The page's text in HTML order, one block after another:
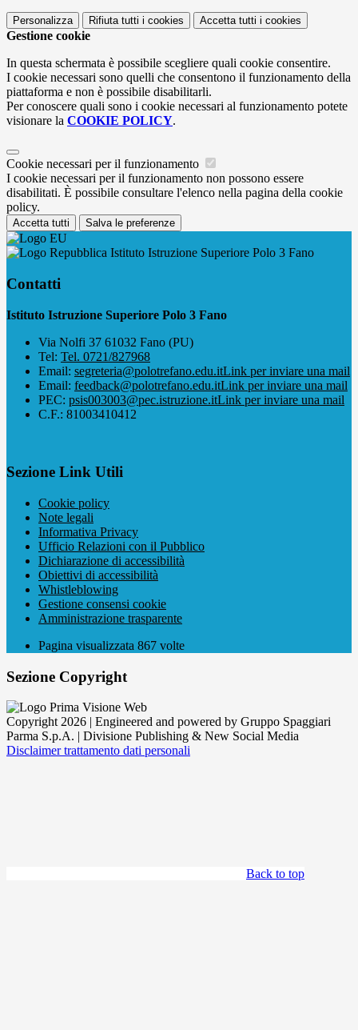
Personalizza Rifiuta tutti i cookies Accetta tutti i cookies
Gestione cookie
In questa schermata è possibile scegliere quali cookie consentire.
I cookie necessari sono quelli che consentono il funzionamento della
piattaforma e non è possibile disabilitarli.
Per conoscere quali sono i cookie necessari al funzionamento potete
visionare la COOKIE POLICY.
Cookie necessari per il funzionamento
I cookie necessari per il funzionamento non possono essere
disabilitati. È possibile consultare l'elenco nella pagina della cookie
policy.
Accetta tutti Salva le preferenze
Istituto Istruzione Superiore Polo 3 Fano
Contatti
Istituto Istruzione Superiore Polo 3 Fano
Via Nolfi 37 61032 Fano (PU)
Tel: Tel. 0721/827968
Email: segreteria@polotrefano.e​du.itLink per inviare una mail
Email: feedback@polotrefano.edu.itLink per inviare una mail
PEC: psis003003@pec.istruzione.itLink per inviare una mail
C.F.: 81003410412
Sezione Link Utili
Cookie policy
Note legali
Informativa Privacy
Ufficio Relazioni con il Pubblico
Dichiarazione di accessibilità
Obiettivi di accessibilità
Whistleblowing
Gestione consensi cookie
Amministrazione trasparente
Pagina visualizzata 867 volte
Sezione Copyright
Copyright 2026 | Engineered and powered by Gruppo Spaggiari
Parma S.p.A. | Divisione Publishing & New Social Media
Disclaimer trattamento dati personali
Back to top